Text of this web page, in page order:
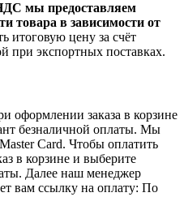
мы предоставляем
товара в зависимости от
итоговую цену за счёт
при экспортных поставках.
оформлении заказа в корзине
безналичной оплаты. Мы
Card. Чтобы оплатить
в корзине и выберите
Далее наш менеджер
вам ссылку на оплату: По